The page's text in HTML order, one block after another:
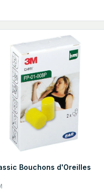
Bouchons d'Oreilles